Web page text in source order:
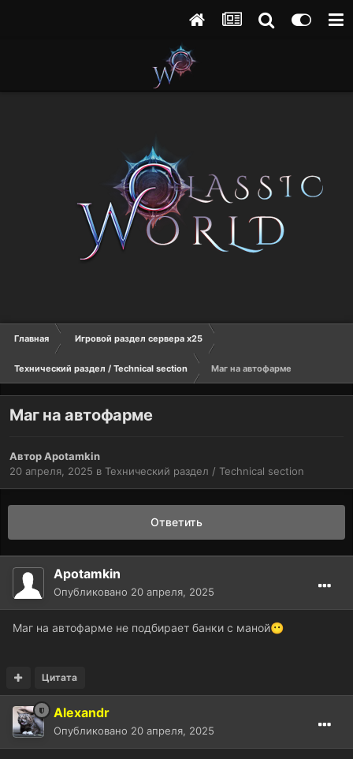
Главная Игровой раздел сервера х25
Технический раздел / Technical section Маг на автофарме
Маг на автофарме
АвторApotamkin
20 апреля, 2025 в Технический раздел / Technical section
Ответить
Apotamkin
Опубликовано 20 апреля, 2025
Маг на автофарме не подбирает банки с маной😶
Цитата
Alexandr
Опубликовано 20 апреля, 2025